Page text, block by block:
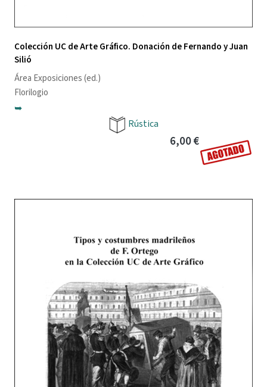
Colección UC de Arte Gráfico. Donación de Fernando y Juan
Silió
Área Exposiciones(ed.)
Florilogio
➥
Rústica
6,00 €